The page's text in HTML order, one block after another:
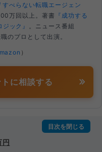
すべらない転職エージェン
万回以上。著書 『成功する
ジック』
。ニュース番組
のプロとして出演。
）
に相談する